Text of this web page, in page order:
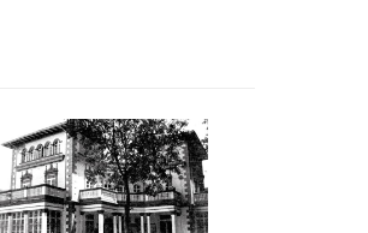
Primera sede en 1982,
ubicada en la cra. 11 con cll.
72. Comienza promoción de la